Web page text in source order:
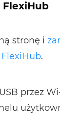
FlexiHub
stronę i
.
przez